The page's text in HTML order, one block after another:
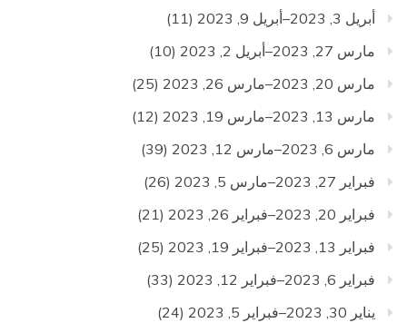
أبريل 3, 2023–أبريل 9, 2023
(11)
مارس 27, 2023–أبريل 2, 2023
(10)
مارس 20, 2023–مارس 26, 2023
(25)
مارس 13, 2023–مارس 19, 2023
(12)
مارس 6, 2023–مارس 12, 2023
(39)
فبراير 27, 2023–مارس 5, 2023
(26)
فبراير 20, 2023–فبراير 26, 2023
(21)
فبراير 13, 2023–فبراير 19, 2023
(25)
فبراير 6, 2023–فبراير 12, 2023
(33)
يناير 30, 2023–فبراير 5, 2023
(24)